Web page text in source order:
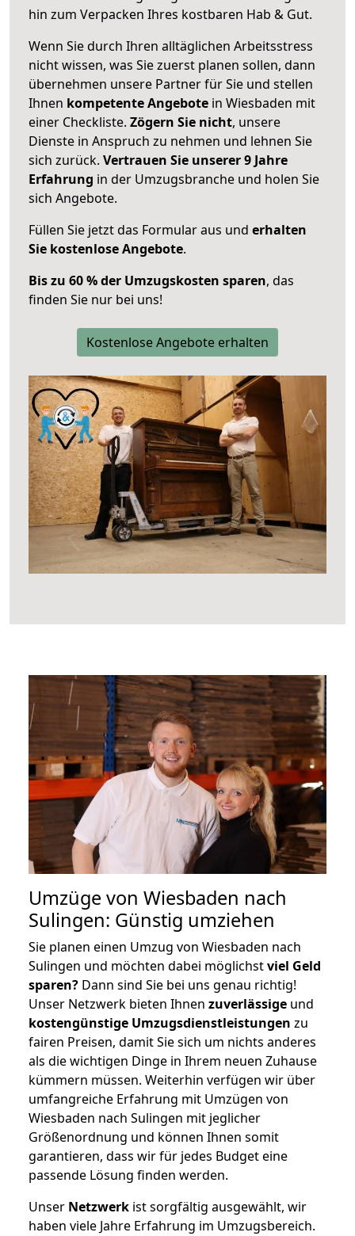
hin zum Verpacken Ihres kostbaren Hab & Gut.
Wenn Sie durch Ihren alltäglichen Arbeitsstress
nicht wissen, was Sie zuerst planen sollen, dann
übernehmen unsere Partner für Sie und stellen
Ihnen kompetente Angebote in Wiesbaden mit
einer Checkliste. Zögern Sie nicht, unsere
Dienste in Anspruch zu nehmen und lehnen Sie
sich zurück. Vertrauen Sie unserer 9 Jahre
Erfahrung in der Umzugsbranche und holen Sie
sich Angebote.
Füllen Sie jetzt das Formular aus und erhalten
Sie kostenlose Angebote.
Bis zu 60 % der Umzugskosten sparen, das
finden Sie nur bei uns!
Kostenlose Angebote erhalten
Umzüge von Wiesbaden nach
Sulingen: Günstig umziehen
Sie planen einen Umzug von Wiesbaden nach
Sulingen und möchten dabei möglichstviel Geld
sparen? Dann sind Sie bei uns genau richtig!
Unser Netzwerk bieten Ihnen zuverlässige und
kostengünstige Umzugsdienstleistungen zu
fairen Preisen, damit Sie sich um nichts anderes
als die wichtigen Dinge in Ihrem neuen Zuhause
kümmern müssen. Weiterhin verfügen wir über
umfangreiche Erfahrung mit Umzügen von
Wiesbaden nach Sulingen mit jeglicher
Größenordnung und können Ihnen somit
garantieren, dass wir für jedes Budget eine
passende Lösung finden werden.
Unser Netzwerk ist sorgfältig ausgewählt, wir
haben viele Jahre Erfahrung im Umzugsbereich.